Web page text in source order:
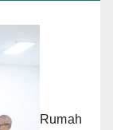
Rumah